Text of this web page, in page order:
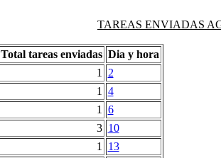
TAREAS ENVIADAS
Total tareas enviadas Dia y hora
1
2
1
4
1
6
3 10
1
13